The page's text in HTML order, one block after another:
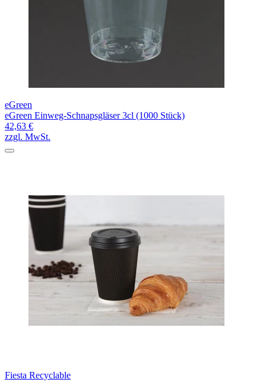
eGreen
eGreen Einweg-Schnapsgläser 3cl (1000 Stück)
42,63 €
zzgl. MwSt.
Fiesta Recyclable